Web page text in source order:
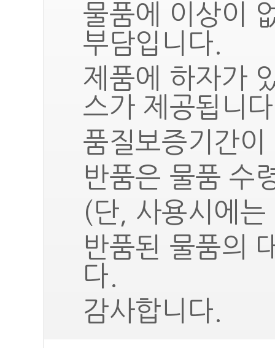
물품에 이상이
부담입니다.
제품에 하자가
스가 제공됩니
품질보증기간
반품은 물품 수
(단, 사용시에
반품된 물품의
다.
감사합니다.